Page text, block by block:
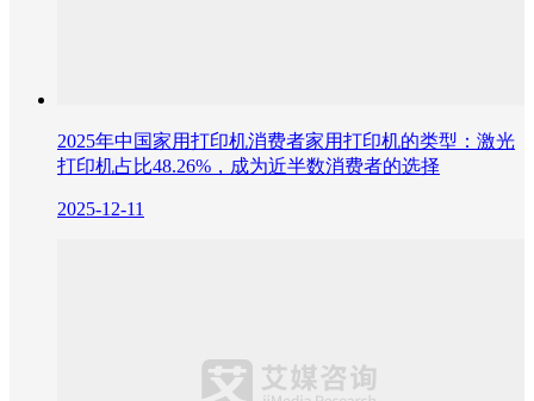
2025年中国家用打印机消费者家用打印机的类型：激光
打印机占比48.26%，成为近半数消费者的选择
2025-12-11